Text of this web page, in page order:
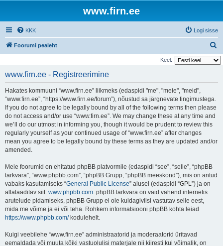
www.firn.ee
KKK Logi sisse
Foorumi pealeht
t
Keel:
www.firn.ee - Registreerimine
Hakates kommuuni “www.firn.ee” liikmeks (edaspidi "me", "meie", "meid",
“www.firn.ee”, “https://www.firn.ee/forum”), nõustud sa järgnevate tingimustega.
If you do not agree to be legally bound by all of the following terms then please
do not access and/or use “www.firn.ee”. We may change these at any time and
we’ll do our utmost in informing you, though it would be prudent to review this
regularly yourself as your continued usage of “www.firn.ee” after changes
mean you agree to be legally bound by these terms as they are updated and/or
amended.
Meie foorumid on ehitatud phpBB platvormile (edaspidi “see”, “selle”, “phpBB
tarkvara”, “www.phpbb.com”, “phpBB Grupp, “phpBB meeskond”), mis on antud
vabaks kasutamiseks “General Public License” alusel (edaspidi “GPL”) ja on
allalaaditav siit: www.phpbb.com. phpBB tarkvara on vaid vahend internetis
arutelude pidamiseks, phpBB Grupp ei ole kuidagiviisi vastutav selle eest,
mida me võime ja ei või teha. Rohkem informatsiooni phpBB kohta leiad
https://www.phpbb.com/kodulehelt.
Kuigi veebilehe “www.firn.ee” administraatorid ja moderaatorid üritavad
eemaldada või muuta kõiki vastuolulisi materjale nii kiiresti kui võimalik, on